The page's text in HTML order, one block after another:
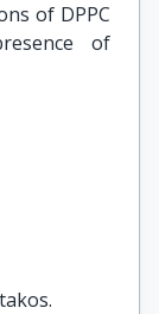
of DPPC
of